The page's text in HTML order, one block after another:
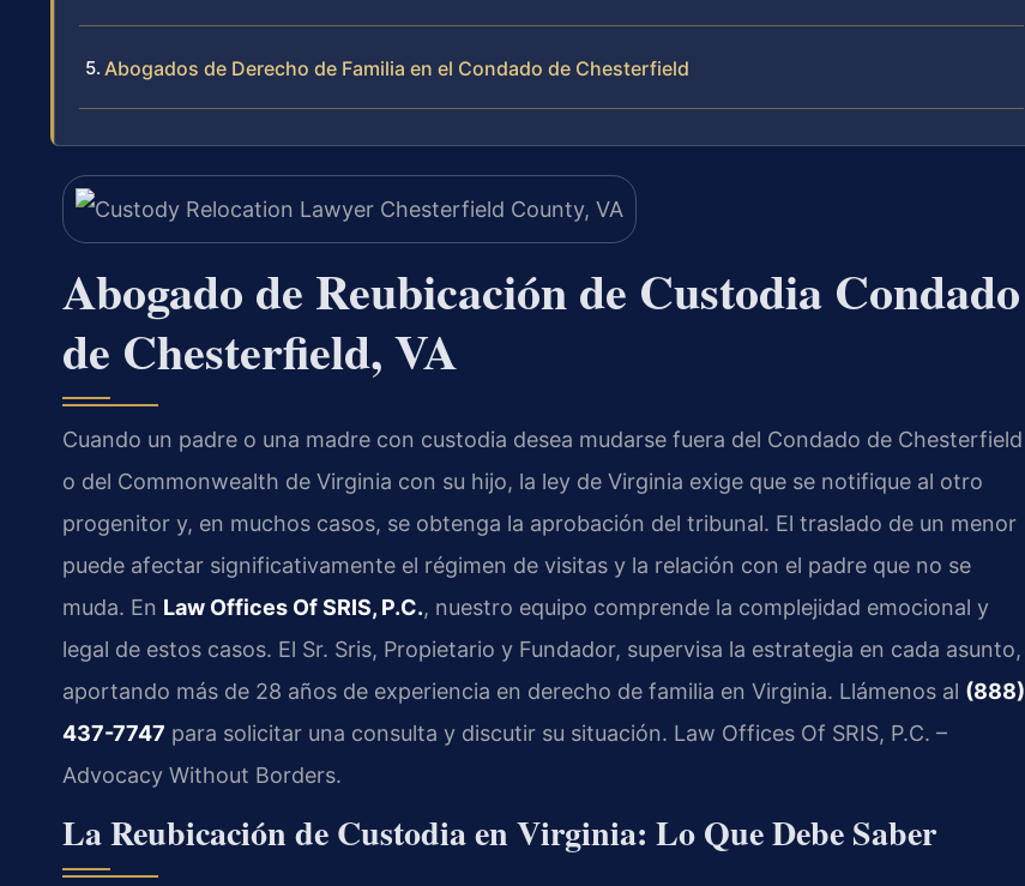
Abogados de Derecho de Familia en el Condado de Chesterfield
Abogado de Reubicación de Custodia Condado
de Chesterfield, VA
Cuando un padre o una madre con custodia desea mudarse fuera del Condado de Chesterfield
o del Commonwealth de Virginia con su hijo, la ley de Virginia exige que se notifique al otro
progenitor y, en muchos casos, se obtenga la aprobación del tribunal. El traslado de un menor
puede afectar significativamente el régimen de visitas y la relación con el padre que no se
muda. En Law Offices Of SRIS, P.C., nuestro equipo comprende la complejidad emocional y
legal de estos casos. El Sr. Sris, Propietario y Fundador, supervisa la estrategia en cada asunto,
aportando más de 28 años de experiencia en derecho de familia en Virginia. Llámenos al (888)
437-7747 para solicitar una consulta y discutir su situación. Law Offices Of SRIS, P.C. –
Advocacy Without Borders.
La Reubicación de Custodia en Virginia: Lo Que Debe Saber